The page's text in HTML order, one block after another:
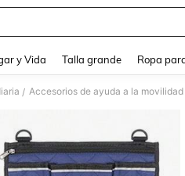
y Vida Talla grande Ropa
/ Accesorios de ayuda a la movilidad